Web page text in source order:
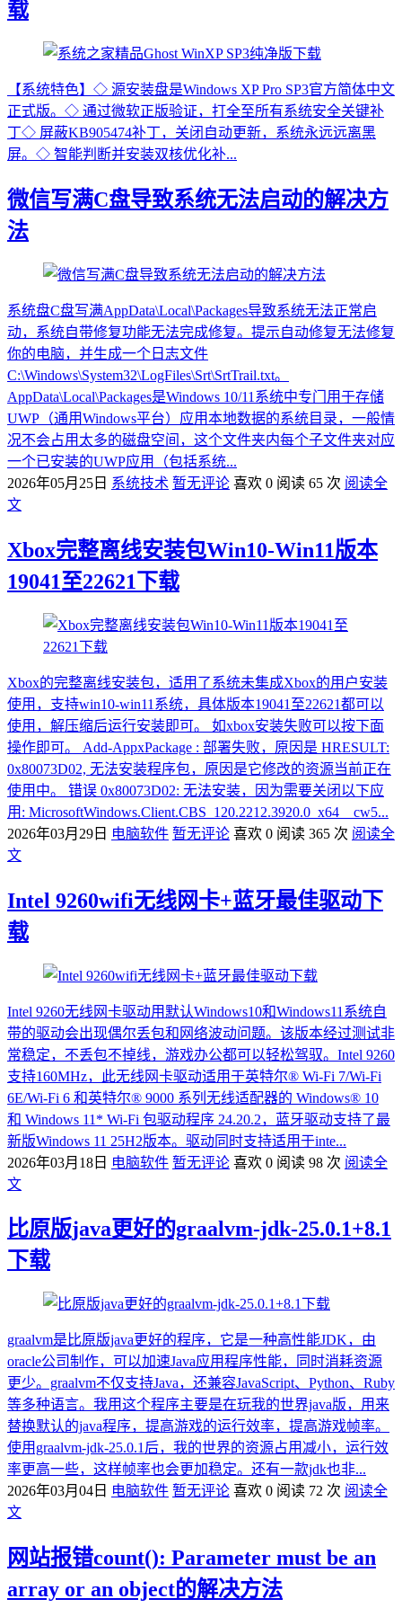
载
【系统特色】◇ 源安装盘是Windows XP Pro SP3官方简体中文
正式版。◇ 通过微软正版验证，打全至所有系统安全关键补
丁◇ 屏蔽KB905474补丁，关闭自动更新，系统永远远离黑
屏。◇ 智能判断并安装双核优化补...
微信写满C盘导致系统无法启动的解决方
法
系统盘C盘写满AppData\Local\Packages导致系统无法正常启
动，系统自带修复功能无法完成修复。提示自动修复无法修复
你的电脑，并生成一个日志文件
C:\Windows\System32\LogFiles\Srt\SrtTrail.txt。
AppData\Local\Packages是‌Windows 10/11系统中专门用于存储‌
UWP（通用Windows平台）应用‌本地数据的系统目录，一般情
况不会占用太多的磁盘空间，这个文件夹内每个子文件夹对应
一个已安装的UWP应用（包括系统...
2026年05月25日 系统技术 暂无评论 喜欢 0 阅读 65 次 阅读全
文
Xbox完整离线安装包Win10-Win11版本
19041至22621下载
Xbox的完整离线安装包，适用了系统未集成Xbox的用户安装
使用，支持win10-win11系统，具体版本19041至22621都可以
使用，解压缩后运行安装即可。 如xbox安装失败可以按下面
操作即可。 Add-AppxPackage : 部署失败，原因是 HRESULT:
0x80073D02, 无法安装程序包，原因是它修改的资源当前正在
使用中。 错误 0x80073D02: 无法安装，因为需要关闭以下应
用: MicrosoftWindows.Client.CBS_120.2212.3920.0_x64__cw5...
2026年03月29日 电脑软件 暂无评论 喜欢 0 阅读 365 次 阅读全
文
Intel 9260wifi无线网卡+蓝牙最佳驱动下
载
Intel 9260无线网卡驱动用默认Windows10和Windows11系统自
带的驱动会出现偶尔丢包和网络波动问题。该版本经过测试非
常稳定，不丢包不掉线，游戏办公都可以轻松驾驭。Intel 9260
支持160MHz，此无线网卡驱动适用于英特尔® Wi-Fi 7/Wi-Fi
6E/Wi-Fi 6 和英特尔® 9000 系列无线适配器的 Windows® 10
和 Windows 11* Wi-Fi 包驱动程序 24.20.2，蓝牙驱动支持了最
新版Windows 11 25H2版本。驱动同时支持适用于inte...
2026年03月18日 电脑软件 暂无评论 喜欢 0 阅读 98 次 阅读全
文
比原版java更好的graalvm-jdk-25.0.1+8.1
下载
graalvm是比原版java更好的程序，它是一种高性能JDK，由
oracle公司制作，可以加速Java应用程序性能，同时消耗资源
更少。graalvm不仅支持Java，还兼容JavaScript、Python、Ruby
等多种语言。我用这个程序主要是在玩我的世界java版，用来
替换默认的java程序，提高游戏的运行效率，提高游戏帧率。
使用graalvm-jdk-25.0.1后，我的世界的资源占用减小，运行效
率更高一些，这样帧率也会更加稳定。还有一款jdk也非...
2026年03月04日 电脑软件 暂无评论 喜欢 0 阅读 72 次 阅读全
文
网站报错count(): Parameter must be an
array or an object的解决方法